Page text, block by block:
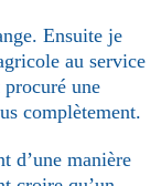
Ensuite je
au service
procuré une
complètement.
d’une manière